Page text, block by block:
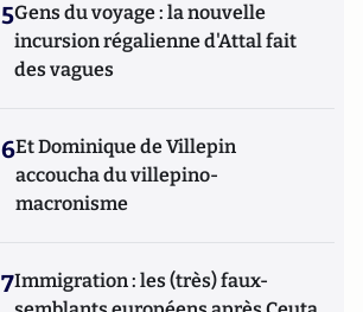
5Gens du voyage : la nouvelle
incursion régalienne d'Attal fait
des vagues
6Et Dominique de Villepin
accoucha du villepino-
macronisme
7Immigration : les (très) faux-